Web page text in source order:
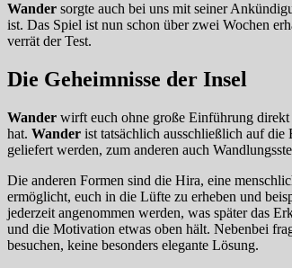
Wander sorgte auch bei uns mit seiner
ist. Das Spiel ist nun schon über zwei Wochen
verrät der Test.
Die Geheimnisse der Insel
Wander wirft euch ohne große Einführung direkt
hat. Wander ist tatsächlich ausschließlich auf
geliefert werden, zum anderen auch
Die anderen Formen sind die Hira, eine
ermöglicht, euch in die Lüfte zu erheben und
jederzeit angenommen werden, was später das
und die Motivation etwas oben hält. Nebenbei
besuchen, keine besonders elegante Lösung.